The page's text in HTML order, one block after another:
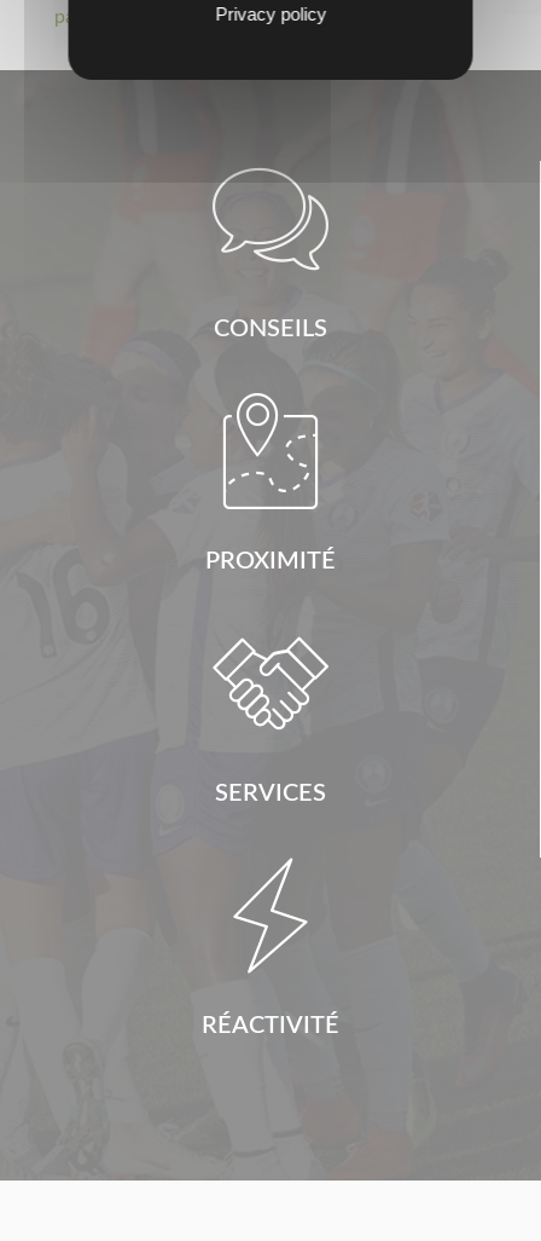
page »

CONSEILS

PROXIMITÉ

SERVICES

RÉACTIVITÉ
Privacy policy